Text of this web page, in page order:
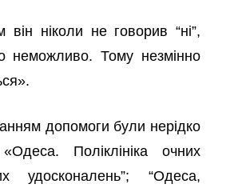
ніколи не говорив “ні”,
неможливо. Тому незмінно
допомоги були нерідко
Поліклініка очних
удосконалень”; “Одеса,